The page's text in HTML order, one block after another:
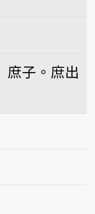
庶子。庶出